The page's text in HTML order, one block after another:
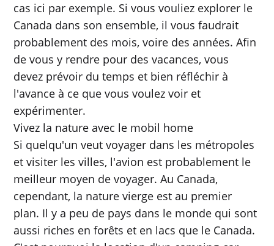
cas ici par exemple. Si vous vouliez explorer le
Canada dans son ensemble, il vous faudrait
probablement des mois, voire des années. Afin
de vous y rendre pour des vacances, vous
devez prévoir du temps et bien réfléchir à
l'avance à ce que vous voulez voir et
expérimenter.
Vivez la nature avec le mobil home
Si quelqu'un veut voyager dans les métropoles
et visiter les villes, l'avion est probablement le
meilleur moyen de voyager. Au Canada,
cependant, la nature vierge est au premier
plan. Il y a peu de pays dans le monde qui sont
aussi riches en forêts et en lacs que le Canada.